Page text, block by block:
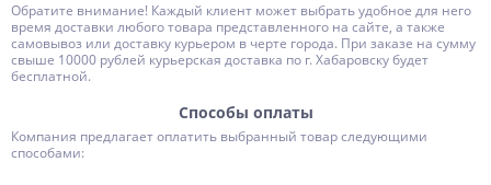
Обратите внимание! Каждый клиент может выбрать удобное для него
время доставки любого товара представленного на сайте, а также
самовывоз или доставку курьером в черте города. При заказе на сумму
свыше 10000 рублей курьерская доставка по г. Хабаровску будет
бесплатной.
Способы оплаты
Компания предлагает оплатить выбранный товар следующими
способами: